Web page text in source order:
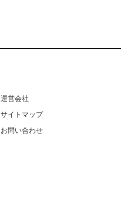
運営会社
サイトマップ
お問い合わせ